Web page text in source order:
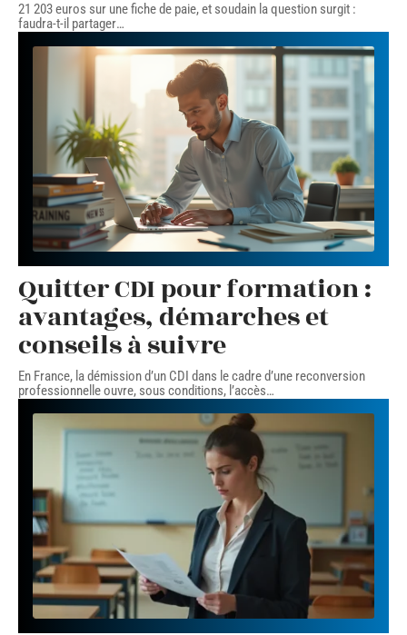
21 203 euros sur une fiche de paie, et soudain la question surgit :
faudra-t-il partager…
Quitter CDI pour formation :
avantages, démarches et
conseils à suivre
En France, la démission d’un CDI dans le cadre d’une reconversion
professionnelle ouvre, sous conditions, l’accès…